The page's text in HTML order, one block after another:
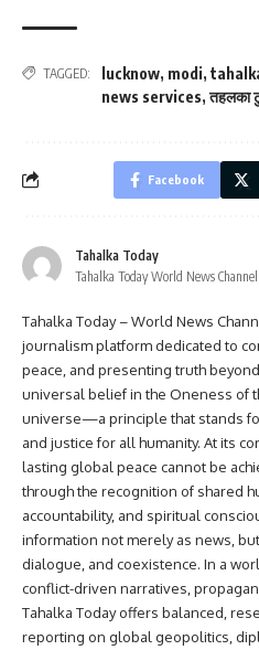
TAGGED: lucknow, modi,
news services,तहलका
Facebook
Tahalka Today
Tahalka Today World News Channel
Tahalka Today – World News
journalism platform dedicated to
peace, and presenting truth
universal belief in the Oneness of
universe—a principle that stands
and justice for all humanity. At its
lasting global peace cannot be
through the recognition of shared
accountability, and spiritual
information not merely as news,
dialogue, and coexistence. In a
conflict-driven narratives,
Tahalka Today offers balanced,
reporting on global geopolitics,